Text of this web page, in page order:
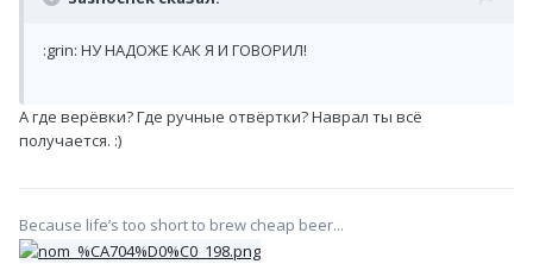
:grin: НУ НАДОЖЕ КАК Я И ГОВОРИЛ!
А где верёвки? Где ручные отвёртки? Наврал ты всё
получается. :)
Because life’s too short to brew cheap beer...